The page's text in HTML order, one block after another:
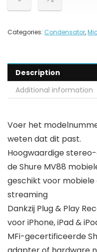
Categories: Condensator,
Description
Additional information
Voer het
weten dat dit past.
Hoogwaardige
de Shure MV88
geschikt voor
streaming
Dankzij Plug & Play
voor iPhone, iPad &
MFi-gecertificeerde